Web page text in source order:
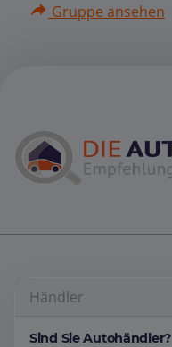
Gruppe ansehen
Händler
Sind Sie Autohändler?